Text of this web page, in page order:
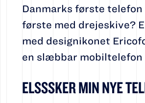
Danmarks første telefon
første med drejeskive?
med designikonet
en slæbbar mobiltelefon
ELSSSKER MIN NYE